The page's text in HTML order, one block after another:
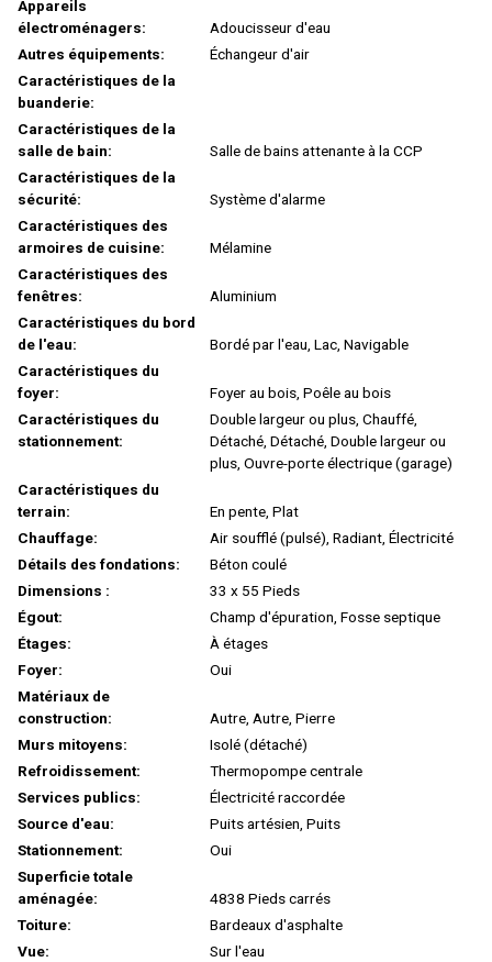
Appareils
électroménagers:
Adoucisseur d'eau
Autres équipements:
Échangeur d'air
Caractéristiques de la
buanderie:
Caractéristiques de la
salle de bain:
Salle de bains attenante à la CCP
Caractéristiques de la
sécurité:
Système d'alarme
Caractéristiques des
armoires de cuisine:
Mélamine
Caractéristiques des
fenêtres:
Aluminium
Caractéristiques du bord
de l'eau:
Bordé par l'eau, Lac, Navigable
Caractéristiques du
foyer:
Foyer au bois, Poêle au bois
Caractéristiques du
stationnement:
Double largeur ou plus, Chauffé,
Détaché, Détaché, Double largeur ou
plus, Ouvre-porte électrique (garage)
Caractéristiques du
terrain:
En pente, Plat
Chauffage:
Air soufflé (pulsé), Radiant, Électricité
Détails des fondations:
Béton coulé
Dimensions :
33 x 55 Pieds
Égout:
Champ d'épuration, Fosse septique
Étages:
À étages
Foyer:
Oui
Matériaux de
construction:
Autre, Autre, Pierre
Murs mitoyens:
Isolé (détaché)
Refroidissement:
Thermopompe centrale
Services publics:
Électricité raccordée
Source d'eau:
Puits artésien, Puits
Stationnement:
Oui
Superficie totale
aménagée:
4838 Pieds carrés
Toiture:
Bardeaux d'asphalte
Vue:
Sur l'eau